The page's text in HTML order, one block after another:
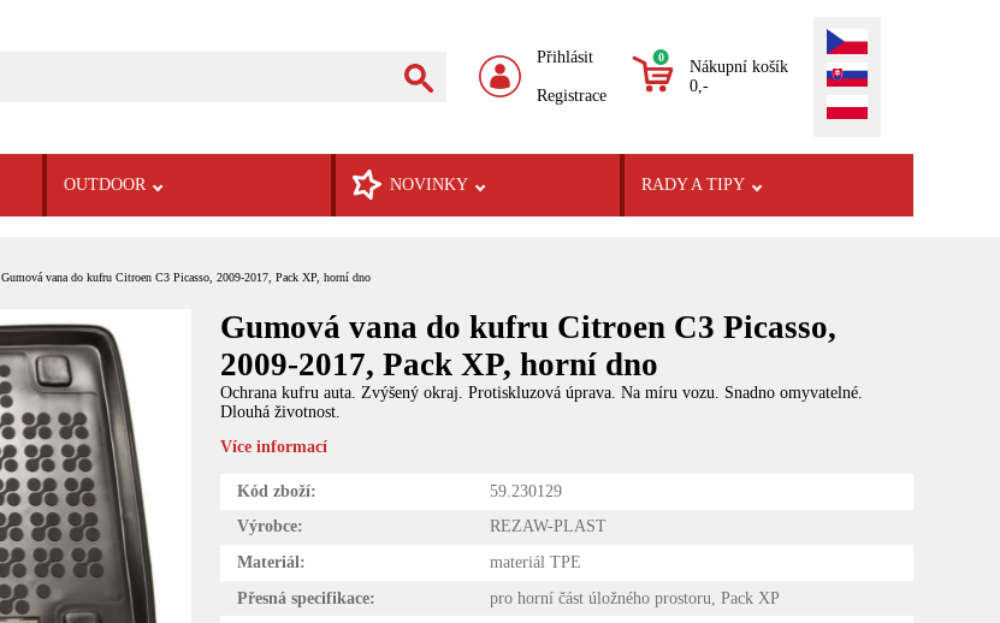
Přihlásit
Registrace
0
Nákupní košík
0,-
OUTDOOR NOVINKY RADY A TIPY
Gumová vana do kufru Citroen C3 Picasso, 2009-2017, Pack XP, horní dno
Gumová vana do kufru Citroen C3 Picasso,
2009-2017, Pack XP, horní dno
Ochrana kufru auta. Zvýšený okraj. Protiskluzová úprava. Na míru vozu. Snadno omyvatelné.
Dlouhá životnost.
Více informací
Kód zboží:
59.230129
Výrobce:
REZAW-PLAST
Materiál:
materiál TPE
Přesná specifikace:
pro horní část úložného prostoru, Pack XP